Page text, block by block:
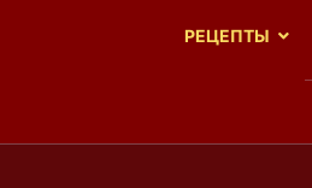
РЕЦЕПТЫ